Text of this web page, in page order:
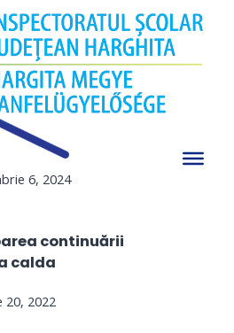
„Masa caldă”
încărcare!
veche al ISJ Harghita.
național „Masă
6, 2024
continuării
calda
20, 2022